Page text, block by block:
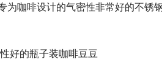
咖啡设计的气密性非常好的不锈
好的瓶子装咖啡豆豆